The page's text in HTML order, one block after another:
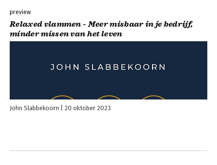
preview
Relaxed vlammen - Meer misbaar in je bedrijf,
minder missen van het leven
John Slabbekoorn 20 oktober 2023